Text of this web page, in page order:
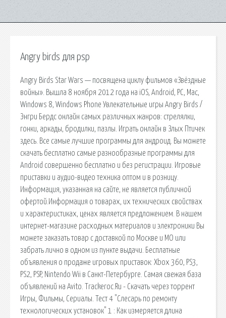
Angry birds для psp
Angry Birds Star Wars — посвящена циклу фильмов «Звёздные
войны». Вышла 8 ноября 2012 года на iOS, Android, PC, Mac,
Windows 8, Windows Phone Увлекательные игры Angry Birds /
Энгри Бердс онлайн самых различных жанров: cтрелялки,
гонки, аркады, бродилки, пазлы. Играть онлайн в Злых Птичек
здесь. Все самые лучшие программы для андроид. Вы можете
скачать бесплатно самые разнообразные программы для
Android совершенно бесплатно и без регистрации. Игровые
приставки и аудио-видео техника оптом и в розницу.
Информация, указанная на сайте, не является публичной
офертой.Информация о товарах, их технических свойствах
и характеристиках, ценах является предложением. В нашем
интернет-магазине расходных материалов и электроники Вы
можете заказать товар с доставкой по Москве и МО или
забрать лично в одном из пункте выдачи. Бесплатные
объявления о продаже игровых приставок: Xbox 360, PS3,
PS2, PSP, Nintendo Wii в Санкт-Петербурге. Самая свежая база
объявлений на Avito. Trackeroc.Ru - Скачать через торрент
Игры, Фильмы, Сериалы. Тест 4 "Слесарь по ремонту
технологических установок" 1 : Как измеряется длина